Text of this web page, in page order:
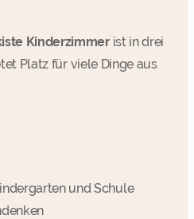
Kinderzimmerist in drei
Platz für viele Dinge aus
und Schule